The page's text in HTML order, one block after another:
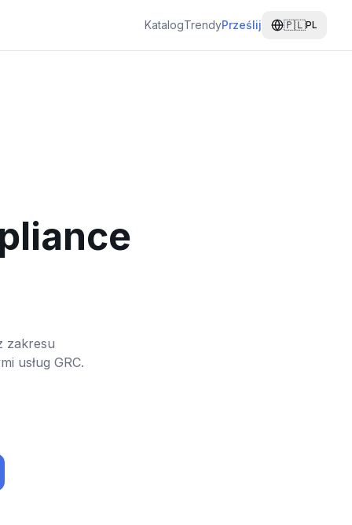
KatalogTrendyPrześlij 🇵🇱PL
zakresu
usług GRC.